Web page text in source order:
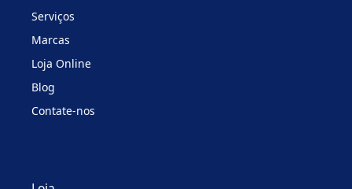
Serviços
Marcas
Loja Online
Blog
Contate-nos